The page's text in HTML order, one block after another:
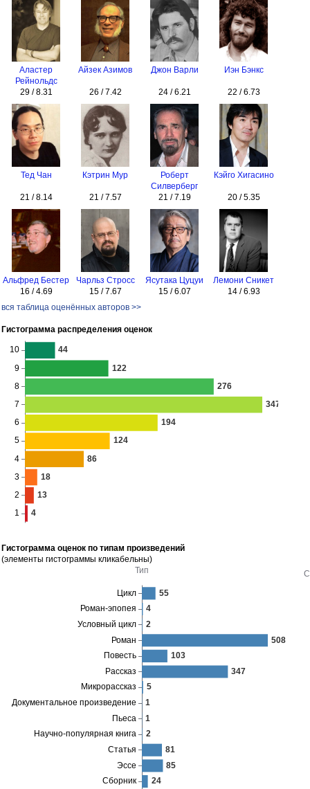
Аластер
Рейнольдс
29 / 8.31
Айзек Азимов
26 / 7.42
Джон Варли
24 / 6.21
Иэн Бэнкс
22 / 6.73
Тед Чан
21 / 8.14
Кэтрин Мур
21 / 7.57
Роберт
Силверберг
21 / 7.19
Кэйго Хигасино
20 / 5.35
Альфред Бестер
16 / 4.69
Чарльз Стросс
15 / 7.67
Ясутака Цуцуи
15 / 6.07
Лемони Сникет
14 / 6.93
вся таблица оценённых авторов >>
Гистограмма распределения оценок
Гистограмма оценок по типам произведений
(элементы гистограммы кликабельны)